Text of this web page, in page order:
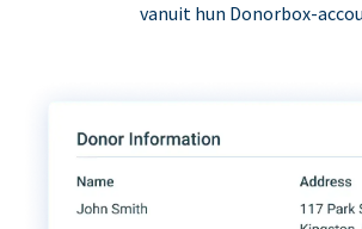
vanuit hun Donorbox-